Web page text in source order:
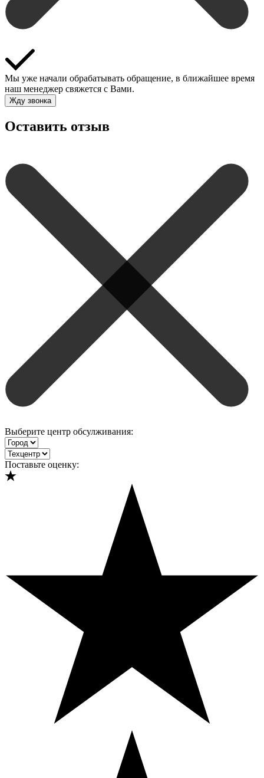
Мы уже начали обрабатывать обращение, в ближайшее время
наш менеджер свяжется с Вами.
Жду звонка
Оставить отзыв
Выберите центр обсулживания:
Поставьте оценку: